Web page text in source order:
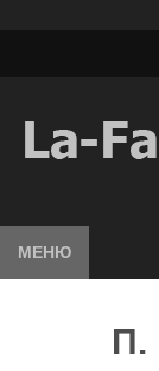
МЕНЮ